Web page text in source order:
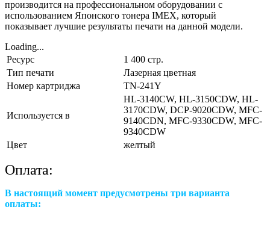
производится на профессиональном оборудовании с
использованием Японского тонера IMEX, который
показывает лучшие результаты печати на данной модели.
Loading...
Ресурс
1 400 стр.
Тип печати
Лазерная цветная
Номер картриджа
TN-241Y
Используется в
HL-3140CW, HL-3150CDW, HL-
3170CDW, DCP-9020CDW, MFC-
9140CDN, MFC-9330CDW, MFC-
9340CDW
Цвет
желтый
Оплата:
В настоящий момент предусмотрены три варианта
оплаты: